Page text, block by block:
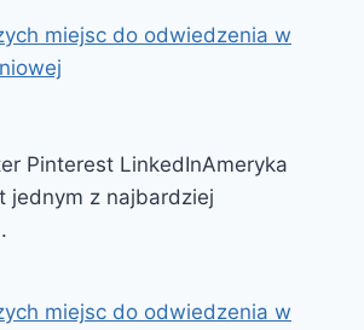
miejsc do odwiedzenia w
Pinterest LinkedInAmeryka
jednym z najbardziej
miejsc do odwiedzenia w